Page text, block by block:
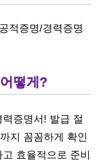
적증명/경력증명
떻게?
증명서! 발급 절
지 꼼꼼하게 확인
효율적으로 준비